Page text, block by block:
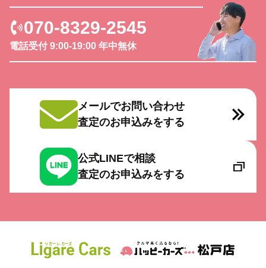
な方にお願いできて良かったです！もちろん買
取価格も納得でした！ありがとうございまし
た！
しくオススメ出来る車屋さんです！
モータで依頼し3社の中で1番
高値で買取して頂き引き取り日も納車日に合わ
せディーラーまで来て頂きましてとても助かり
ありがとうございました（๑⃙⃘ˊ꒳​ˋ๑⃙⃘）ᵗᑋᵃᐢᵏ ᵞᵒᵘ
¨̮
070-8329-2545
電話受付 9:00-19:00 年中無休
メールでお問い合わせ
査定のお申込みをする
公式LINEで相談
査定のお申込みをする